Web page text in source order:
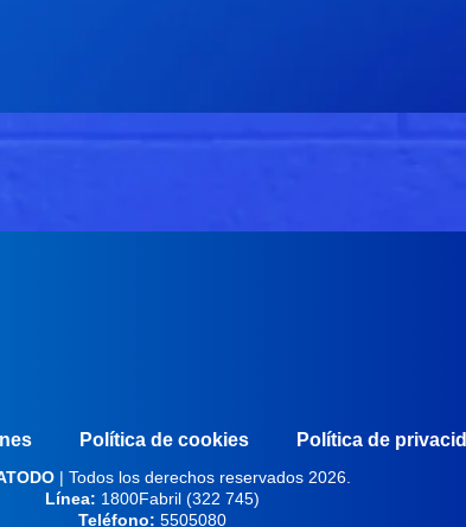
Política de cookies Política de
| Todos los derechos reservados 2026.
Línea: 1800Fabril (322 745)
Teléfono: 5505080